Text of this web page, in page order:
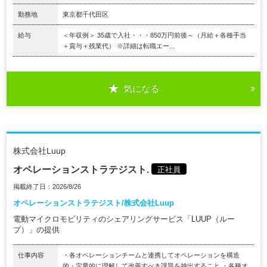
勤務地 東京都千代田区
給与
＜年収例＞ 35歳で入社・・・850万円前後～（月給＋各種手当
＋賞与＋残業代） ※詳細は転職エー...
気になる
株式会社Luup
オペレーションストラテジスト. 正社員
掲載終了日：2026/8/26
オペレーションストラテジスト/株式会社Luup
電動マイクロモビリティのシェアリングサービス「LUUP（ルー
プ）」の提供
仕事内容
・各オペレーションチームと連携してオペレーションを構造